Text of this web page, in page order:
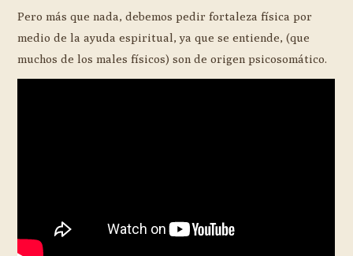
Pero más que nada, debemos pedir fortaleza física por
medio de la ayuda espiritual, ya que se entiende, (que
muchos de los males físicos) son de origen psicosomático.